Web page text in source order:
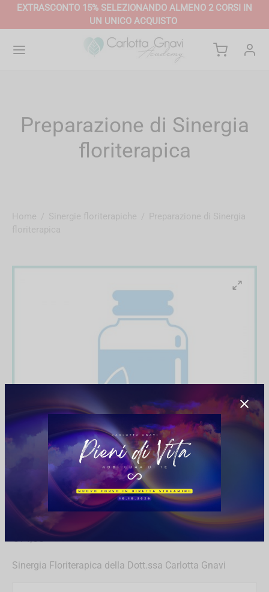
EXTRASCONTO 15% SELEZIONANDO ALMENO 2 CORSI
IN
UN UNICO ACQUISTO
Preparazione di Sinergia
floriterapica
Home Sinergie floriterapiche
Preparazione di Sinergia
floriterapica
Sinergia Floriterapica della Dott.ssa Carlotta Gnavi